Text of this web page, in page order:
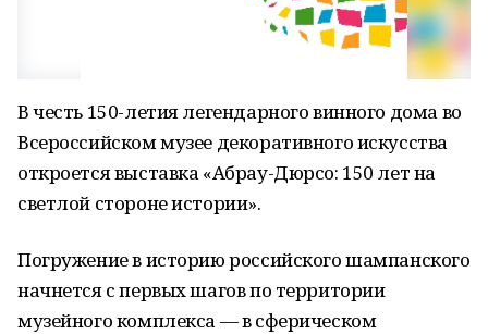
В честь 150-летия легендарного винного дома во
Всероссийском музее декоративного искусства
откроется выставка «Абрау-Дюрсо: 150 лет на
светлой стороне истории».
Погружение в историю российского шампанского
начнется с первых шагов по территории
музейного комплекса — в сферическом